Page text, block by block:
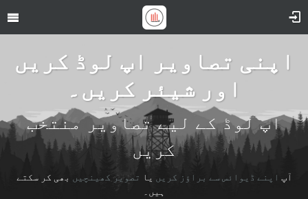
اپنی تصاویر اپ لوڈ کریں
اور شیئر کریں۔
اپ لوڈ کے لیے تصاویر منتخب
کریں
آپ اپنے ڈیوائس سے براؤز کریں یا تصویر کھینچیں بھی کر سکتے
ہیں۔